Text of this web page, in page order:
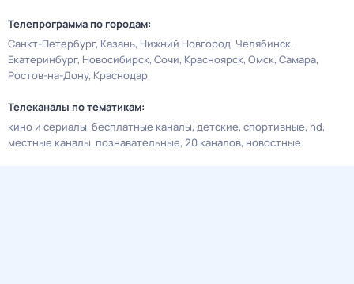
Телепрограмма по городам:
Санкт-Петербург Казань Нижний Новгород Челябинск
Екатеринбург Новосибирск Сочи Красноярск Омск Самара
Ростов-на-Дону Краснодар
Телеканалы по тематикам:
кино и сериалы бесплатные каналы детские спортивные hd
местные каналы познавательные 20 каналов новостные